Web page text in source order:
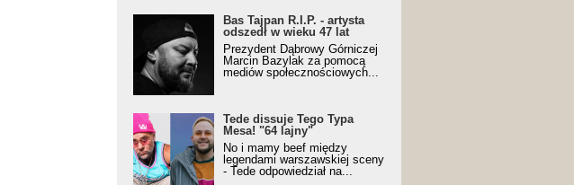
Bas Tajpan R.I.P. - artysta
odszedł w wieku 47 lat
Prezydent Dąbrowy Górniczej
Marcin Bazylak za pomocą
mediów społecznościowych...
Tede dissuje Tego Typa
Mesa! "64 lajny"
No i mamy beef między
legendami warszawskiej sceny
- Tede odpowiedział na...